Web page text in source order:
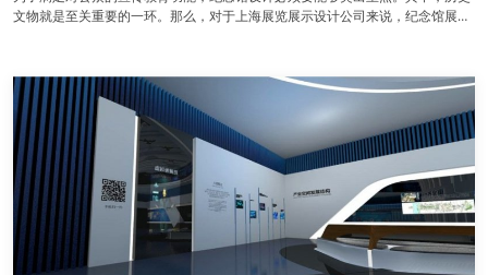
文物就是至关重要的一环。那么，对于上海展览展示设计公司来说，纪念馆展品